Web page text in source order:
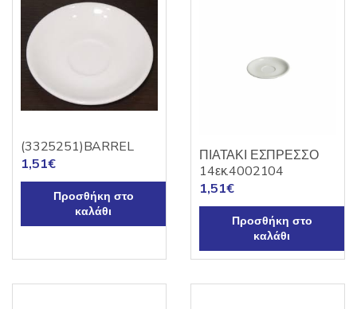
(3325251)BARREL
1,51€
Προσθήκη στο
καλάθι
ΠΙΑΤΑΚΙ ΕΣΠΡΕΣΣΟ
14εκ.4002104
1,51€
Προσθήκη στο
καλάθι